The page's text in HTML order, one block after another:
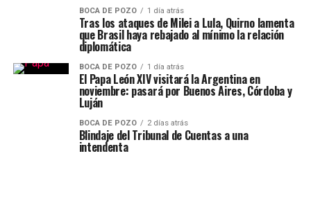
BOCA DE POZO 1 día atrás
Tras los ataques de Milei a Lula, Quirno lamenta
que Brasil haya rebajado al mínimo la relación
diplomática
BOCA DE POZO 1 día atrás
El Papa León XIV visitará la Argentina en
noviembre: pasará por Buenos Aires, Córdoba y
Luján
BOCA DE POZO 2 días atrás
Blindaje del Tribunal de Cuentas a una
intendenta